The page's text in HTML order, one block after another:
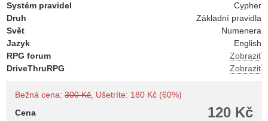
Systém pravidel
Cypher
Druh
Základní pravidla
Svět
Numenera
Jazyk
English
RPG forum
Zobraziť
DriveThruRPG
Zobraziť
Bežná cena: 300 Kč , Ušetríte: 180 Kč (60%)
120 Kč
Cena